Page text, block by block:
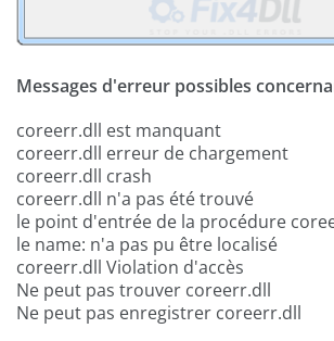
Messages d'erreur possibles
coreerr.dll est manquant
coreerr.dll erreur de chargement
coreerr.dll crash
coreerr.dll n'a pas été trouvé
le point d'entrée de la procédure
le name: n'a pas pu être localisé
coreerr.dll Violation d'accès
Ne peut pas trouver coreerr.dll
Ne peut pas enregistrer coreerr.dll